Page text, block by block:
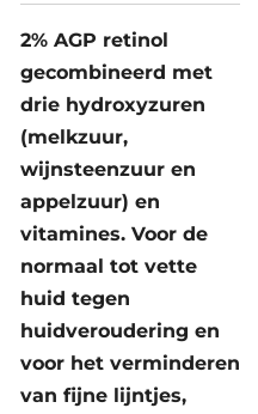
2% AGP retinol
gecombineerd met
drie hydroxyzuren
(melkzuur,
wijnsteenzuur en
appelzuur) en
vitamines. Voor de
normaal tot vette
huid tegen
huidveroudering en
voor het verminderen
van fijne lijntjes,